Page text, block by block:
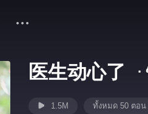
医生动心了 ·
1.5M ทั้งหมด 50 ตอน